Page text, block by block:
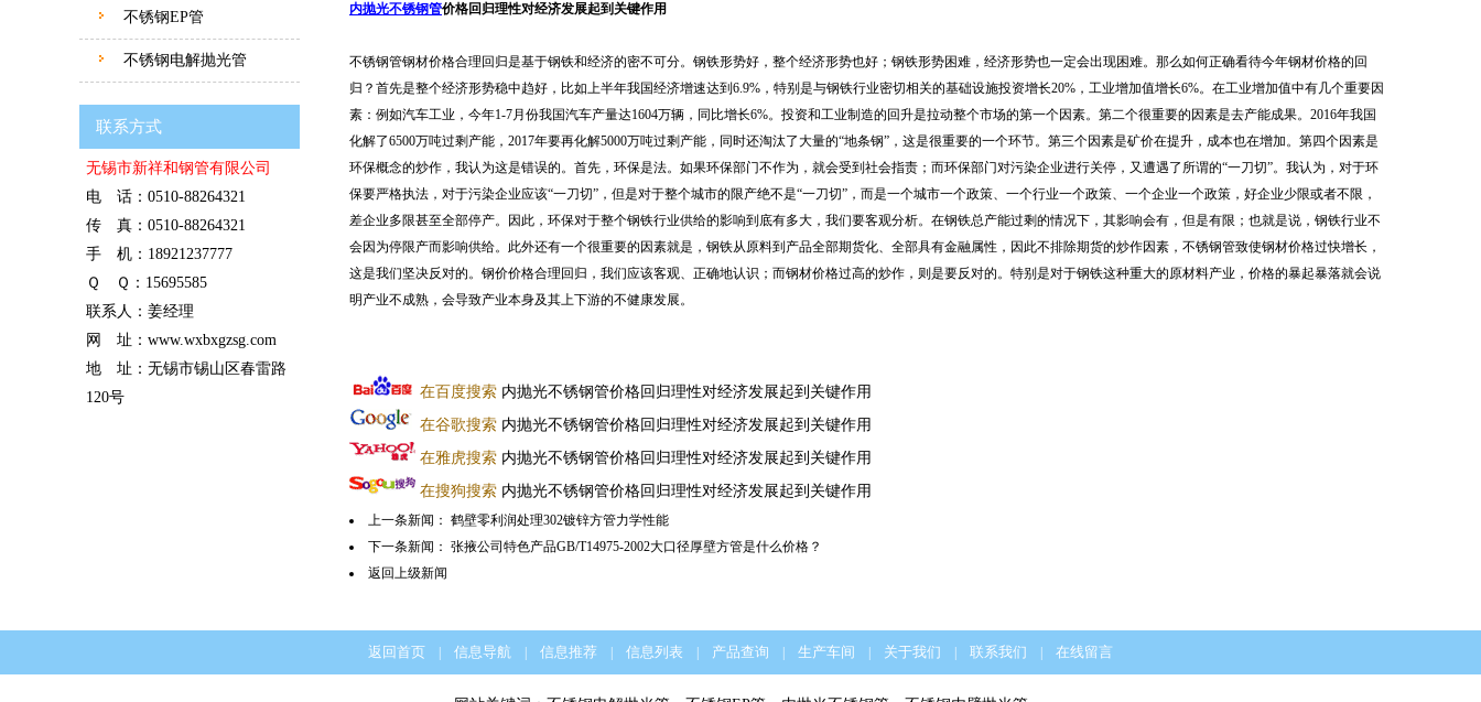
不锈钢EP管
不锈钢电解抛光管
联系方式
无锡市新祥和钢管有限公司
电 话：0510-88264321
传 真：0510-88264321
手 机：18921237777
Ｑ Ｑ：15695585
联系人：姜经理
网 址：www.wxbxgzsg.com
地 址：无锡市锡山区春雷路
120号
内抛光不锈钢管价格回归理性对经济发展起到关键作用
不锈钢管钢材价格合理回归是基于钢铁和经济的密不可分。钢铁形势好，整个经济形势也好；钢铁形势困难，经济形势也一定会出现困难。那么如何正确看待今年钢材价格的回
归？首先是整个经济形势稳中趋好，比如上半年我国经济增速达到6.9%，特别是与钢铁行业密切相关的基础设施投资增长20%，工业增加值增长6%。在工业增加值中有几个重要因
素：例如汽车工业，今年1-7月份我国汽车产量达1604万辆，同比增长6%。投资和工业制造的回升是拉动整个市场的第一个因素。第二个很重要的因素是去产能成果。2016年我国
化解了6500万吨过剩产能，2017年要再化解5000万吨过剩产能，同时还淘汰了大量的“地条钢”，这是很重要的一个环节。第三个因素是矿价在提升，成本也在增加。第四个因素是
环保概念的炒作，我认为这是错误的。首先，环保是法。如果环保部门不作为，就会受到社会指责；而环保部门对污染企业进行关停，又遭遇了所谓的“一刀切”。我认为，对于环
保要严格执法，对于污染企业应该“一刀切”，但是对于整个城市的限产绝不是“一刀切”，而是一个城市一个政策、一个行业一个政策、一个企业一个政策，好企业少限或者不限，
差企业多限甚至全部停产。因此，环保对于整个钢铁行业供给的影响到底有多大，我们要客观分析。在钢铁总产能过剩的情况下，其影响会有，但是有限；也就是说，钢铁行业不
会因为停限产而影响供给。此外还有一个很重要的因素就是，钢铁从原料到产品全部期货化、全部具有金融属性，因此不排除期货的炒作因素，不锈钢管致使钢材价格过快增长，
这是我们坚决反对的。钢价价格合理回归，我们应该客观、正确地认识；而钢材价格过高的炒作，则是要反对的。特别是对于钢铁这种重大的原材料产业，价格的暴起暴落就会说
明产业不成熟，会导致产业本身及其上下游的不健康发展。
在百度搜索 内抛光不锈钢管价格回归理性对经济发展起到关键作用
在谷歌搜索 内抛光不锈钢管价格回归理性对经济发展起到关键作用
在雅虎搜索 内抛光不锈钢管价格回归理性对经济发展起到关键作用
在搜狗搜索 内抛光不锈钢管价格回归理性对经济发展起到关键作用
上一条新闻： 鹤壁零利润处理302镀锌方管力学性能
下一条新闻： 张掖公司特色产品GB/T14975-2002大口径厚壁方管是什么价格？
返回上级新闻
返回首页 信息导航 信息推荐 信息列表 产品查询 生产车间 关于我们 联系我们 在线留言